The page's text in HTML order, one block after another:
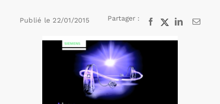
Publié le 22/01/2015 Partager : Facebook
X LinkedInEmail